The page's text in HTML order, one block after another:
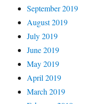
September 2019
August 2019
July 2019
June 2019
May 2019
April 2019
March 2019